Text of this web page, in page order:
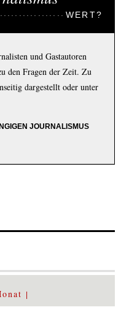
WERT?
und Gastautoren
den Fragen der Zeit. Zu
dargestellt oder unter
JOURNALISMUS